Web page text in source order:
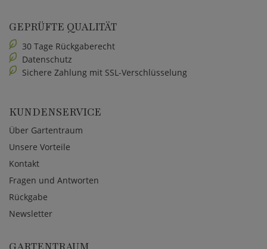
GEPRÜFTE QUALITÄT
30 Tage Rückgaberecht
Datenschutz
Sichere Zahlung mit SSL-Verschlüsselung
KUNDENSERVICE
Über Gartentraum
Unsere Vorteile
Kontakt
Fragen und Antworten
Rückgabe
Newsletter